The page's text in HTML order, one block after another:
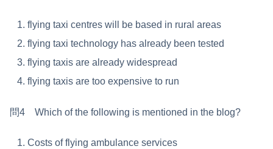
flying taxi centres will be based in rural areas
flying taxi technology has already been tested
flying taxis are already widespread
flying taxis are too expensive to run
問4 Which of the following is mentioned in the blog?
Costs of flying ambulance services